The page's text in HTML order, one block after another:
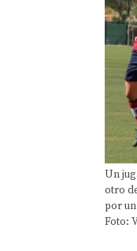
Un
otro
por
Foto: